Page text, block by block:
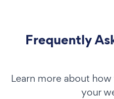
Frequently
Learn more about
your